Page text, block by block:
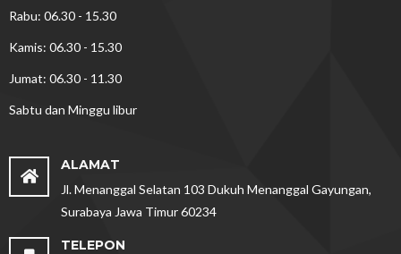
Rabu: 06.30 - 15.30
Kamis: 06.30 - 15.30
Jumat: 06.30 - 11.30
Sabtu dan Minggu libur
ALAMAT
Jl. Menanggal Selatan 103 Dukuh Menanggal Gayungan,
Surabaya Jawa Timur 60234
TELEPON